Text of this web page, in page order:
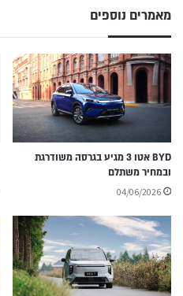
מאמרים נוספים
BYD אטו 3 מגיע בגרסה משודרגת
ובמחיר משתלם
04/06/2026